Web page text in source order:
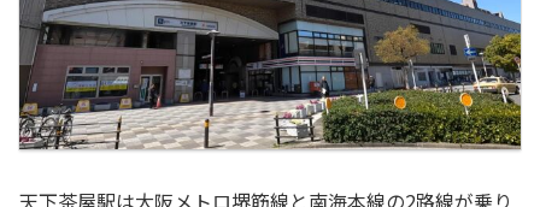
天下茶屋駅は大阪メトロ堺筋線と南海本線の2路線が乗り